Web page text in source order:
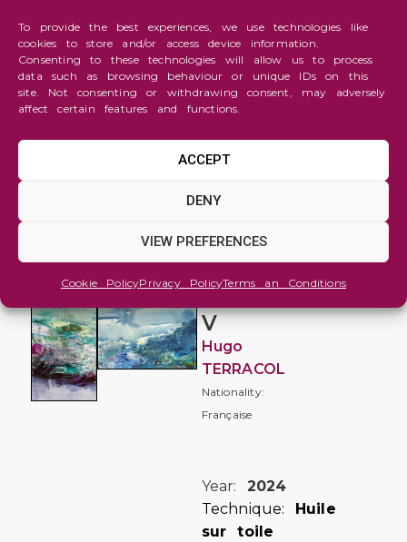
To provide the best experiences, we use technologies like
cookies to store and/or access device information.
Consenting to these technologies will allow us to process
data such as browsing behaviour or unique IDs on this
site. Not consenting or withdrawing consent, may adversely
affect certain features and functions.
ACCEPT
DENY
VIEW PREFERENCES
Cookie PolicyPrivacy PolicyTerms an Conditions
Abstraction
Retour
du Lac
de
V
Hugo
TERRACOL
Nationality:
Française
Year: 2024
Technique: Huile
sur toile